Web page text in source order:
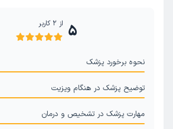
مجاری تنفسی
آرتریت روماتوئید
5 از 2 کاربر
نحوه برخورد پزشک
توضیح پزشک در هنگام ویزیت
مهارت پزشک در تشخیص و درمان